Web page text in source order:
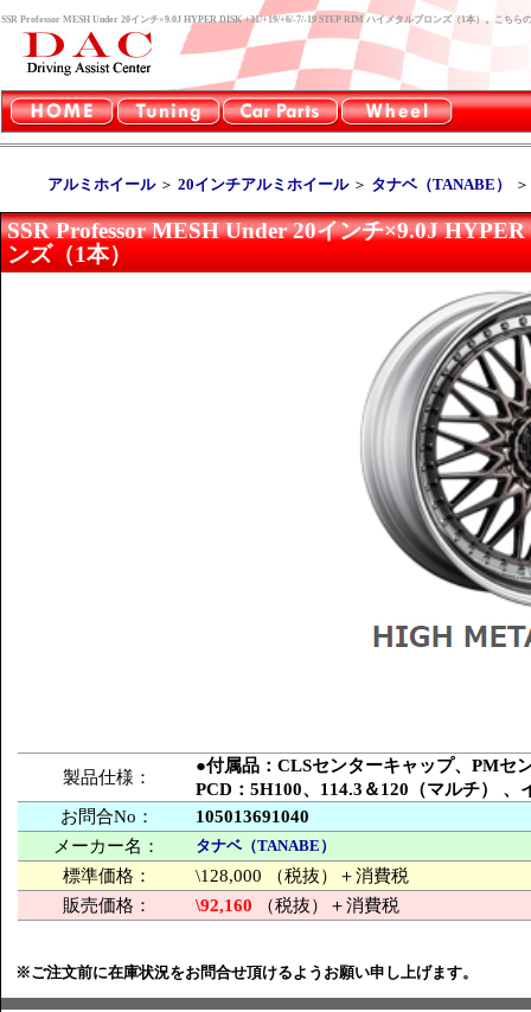
SSR Professor MESH Under 20インチ×9.0J HYPER DISK +31/+19/+6/-7/-19 STEP RIM ハイメタルブロンズ（1本）。こち
アルミホイール＞ 20インチアルミホイール＞ タナベ（TANABE）
SSR Professor MESH Under 20インチ×9.0J
ンズ（1本）
製品仕様：
●付属品：CLSセンターキャップ、PM
PCD：5H100、114.3＆120（マルチ） 、
お問合No：
105013691040
メーカー名：
タナベ（TANABE）
標準価格：
\128,000 （税抜）＋消費税
販売価格：
\92,160 （税抜）＋消費税
※ご注文前に在庫状況をお問合せ頂けるようお願い申し上げます。